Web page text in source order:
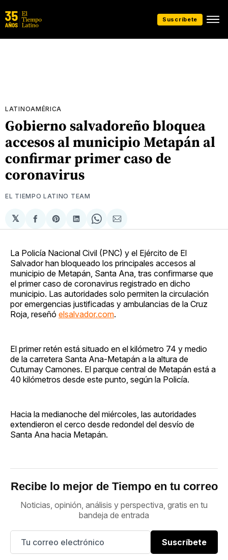
Suscríbete
LATINOAMÉRICA
Gobierno salvadoreño bloquea
accesos al municipio Metapán al
confirmar primer caso de
coronavirus
EL TIEMPO LATINO TEAM
𝕏
Compartir
en
Share
on
Compartir
en
Share
on
Compartir
via
La Policía Nacional Civil (PNC) y el Ejército de El
Salvador han bloqueado los principales accesos al
municipio de Metapán, Santa Ana, tras confirmarse que
el primer caso de coronavirus registrado en dicho
municipio. Las autoridades solo permiten la circulación
por emergencias justificadas y ambulancias de la Cruz
Roja, reseñó elsalvador.com.
El primer retén está situado en el kilómetro 74 y medio
de la carretera Santa Ana-Metapán a la altura de
Cutumay Camones. El parque central de Metapán está a
40 kilómetros desde este punto, según la Policía.
Hacia la medianoche del miércoles, las autoridades
extendieron el cerco desde redondel del desvío de
Santa Ana hacia Metapán.
Recibe lo mejor de Tiempo en tu correo
Noticias, opinión, análisis y perspectiva, gratis en tu
bandeja de entrada
Suscríbete